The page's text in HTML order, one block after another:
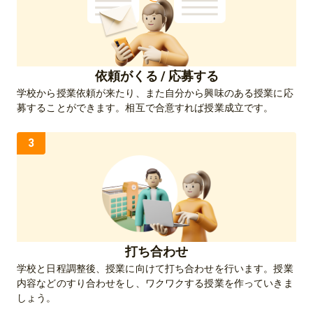
依頼がくる / 応募する
学校から授業依頼が来たり、また自分から興味のある授業に応
募することができます。相互で合意すれば授業成立です。
3
打ち合わせ
学校と日程調整後、授業に向けて打ち合わせを行います。授業
内容などのすり合わせをし、ワクワクする授業を作っていきま
しょう。